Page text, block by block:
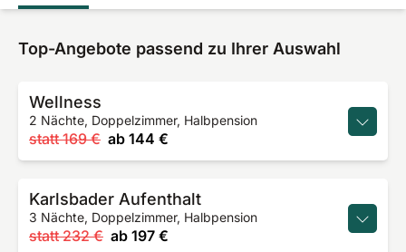
Top-Angebote passend zu Ihrer Auswahl
Wellness
2 Nächte, Doppelzimmer, Halbpension
statt 169 € ab 144 €
Karlsbader Aufenthalt
3 Nächte, Doppelzimmer, Halbpension
statt 232 € ab 197 €